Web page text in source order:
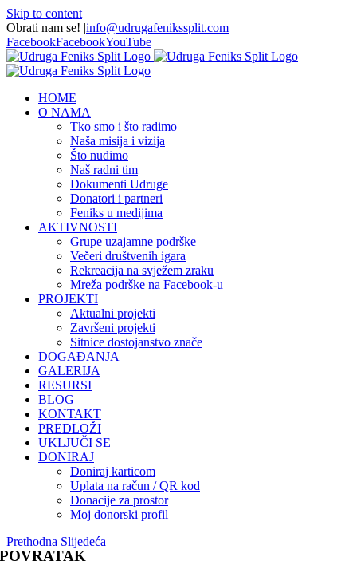
Skip to content
Obrati nam se! |info@udrugafenikssplit.com
FacebookFacebookYouTube
HOME
O NAMA
Tko smo i što radimo
Naša misija i vizija
Što nudimo
Naš radni tim
Dokumenti Udruge
Donatori i partneri
Feniks u medijima
AKTIVNOSTI
Grupe uzajamne podrške
Večeri društvenih igara
Rekreacija na svježem zraku
Mreža podrške na Facebook-u
PROJEKTI
Aktualni projekti
Završeni projekti
Sitnice dostojanstvo znače
DOGAĐANJA
GALERIJA
RESURSI
BLOG
KONTAKT
PREDLOŽI
UKLJUČI SE
DONIRAJ
Doniraj karticom
Uplata na račun / QR kod
Donacije za prostor
Moj donorski profil
Prethodna Slijedeća
POVRATAK